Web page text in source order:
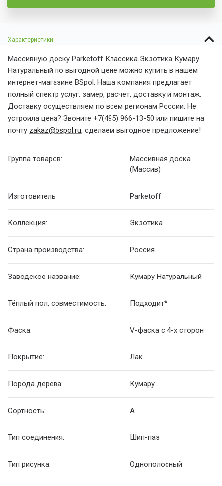
Характеристики
Массивную доску Parketoff Классика Экзотика Кумару
Натуральный по выгодной цене можно купить в нашем
интернет-магазине BSpol. Наша компания предлагает
полный спектр услуг: замер, расчет, доставку и монтаж.
Доставку осуществляем по всем регионам России. Не
устроила цена? Звоните +7(495) 966-13-50 или пишите на
почту zakaz@bspol.ru, сделаем выгодное предложение!
Группа товаров:
Массивная доска
(Массив)
Изготовитель: Parketoff
Коллекция: Экзотика
Страна производства: Россия
Заводское название: Кумару Натуральный
Тёплый пол, совместимость: Подходит*
Фаска: V-фаска с 4-х сторон
Покрытие: Лак
Порода дерева: Кумару
Сортность: A
Тип соединения: Шип-паз
Тип рисунка: Однополосный